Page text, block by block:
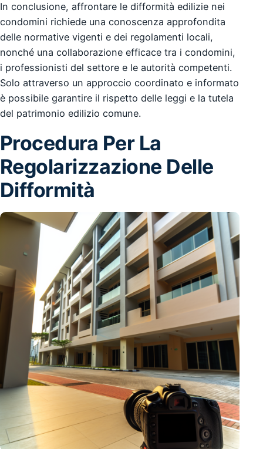
In conclusione, affrontare le difformità edilizie nei
condomini richiede una conoscenza approfondita
delle normative vigenti e dei regolamenti locali,
nonché una collaborazione efficace tra i condomini,
i professionisti del settore e le autorità competenti.
Solo attraverso un approccio coordinato e informato
è possibile garantire il rispetto delle leggi e la tutela
del patrimonio edilizio comune.
Procedura Per La
Regolarizzazione Delle
Difformità